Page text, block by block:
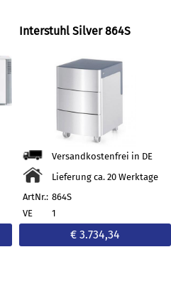
Interstuhl Silver 864S
Versandkostenfrei in DE
Lieferung ca. 20 Werktage
ArtNr.: 864S
VE
1
€ 3.734,34